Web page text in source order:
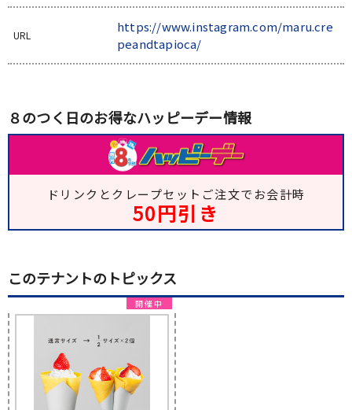
URL
https://www.instagram.com/maru.cre
peandtapioca/
８のつく日のお得なハッピーデー情報
ドリンクとクレープセットご注文でお会計時
50円引き
このテナントのトピックス